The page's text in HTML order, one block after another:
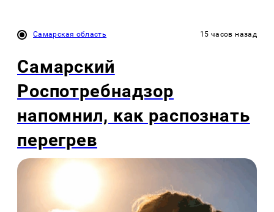
Самарская область 15 часов назад
Самарский
Роспотребнадзор
напомнил, как распознать
перегрев